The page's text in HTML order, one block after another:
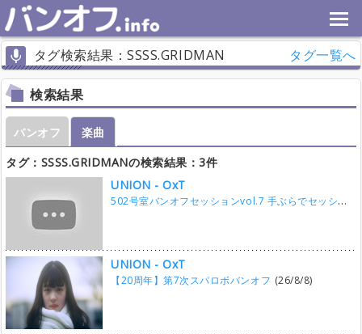
タグ検索結果：SSSS.GRIDMAN タグ一覧へ
検索結果
バンオフ
楽曲
タグ：SSSS.GRIDMANの検索結果：3件
UNION - OxT
502号室バンオフセッションvol.7 手ぶらでセッション
UNION - OxT
【20周年】第7次スパロボバンオフ (26/8/8)